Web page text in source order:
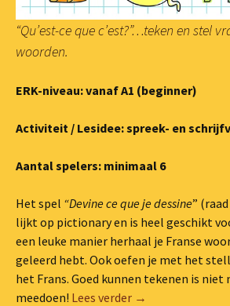
“Qu’est-ce que c’est?”…teken en stel
woorden.
ERK-niveau: vanaf A1 (beginner)
Activiteit / Lesidee: spreek- en
Aantal spelers: minimaal 6
Het spel “Devine ce que je dessine”
lijkt op pictionary en is heel geschikt
een leuke manier herhaal je Franse
geleerd hebt. Ook oefen je met het
het Frans. Goed kunnen tekenen is niet
meedoen! Lees verder Pictionary-spel:
→